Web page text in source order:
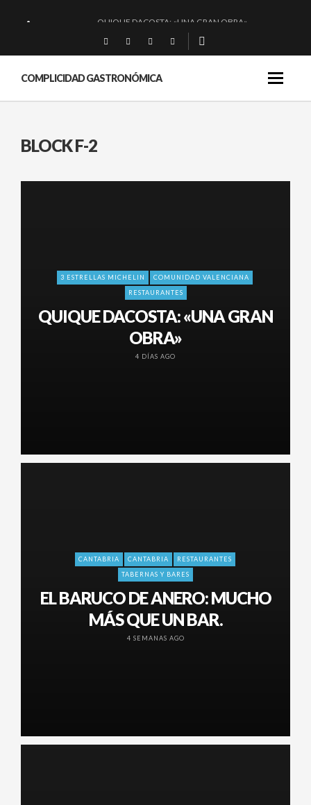
QUIQUE DACOSTA: «UNA GRAN OBRA»
EL BARUCO DE ANERO: MUCHO MÁS QUE UN BAR.
MONTIA: ESENCIAL Y BRILLANTE.
COMPLICIDAD GASTRONÓMICA
BLOCK F-2
3 ESTRELLAS MICHELIN
COMUNIDAD VALENCIANA
RESTAURANTES
QUIQUE DACOSTA: «UNA GRAN
OBRA»
4 DÍAS AGO
CANTABRIA CANTABRIA
RESTAURANTES
TABERNAS Y BARES
EL BARUCO DE ANERO: MUCHO
MÁS QUE UN BAR.
4 SEMANAS AGO